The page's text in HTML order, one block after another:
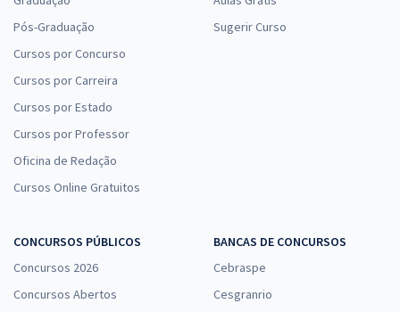
Pós-Graduação
Cursos por Concurso
Cursos por Carreira
Cursos por Estado
Cursos por Professor
Oficina de Redação
Cursos Online Gratuitos
Sugerir Curso
CONCURSOS PÚBLICOS
Concursos 2026
Concursos Abertos
BANCAS DE CONCURSOS
Cebraspe
Cesgranrio